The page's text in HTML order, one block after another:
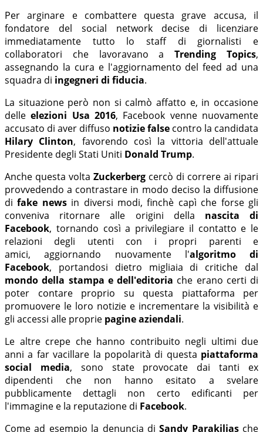
Per arginare e combattere questa grave accusa, il
fondatore del social network decise di licenziare
immediatamente tutto lo staff di giornalisti e
collaboratori che lavoravano aTrending Topics,
assegnando la cura e l'aggiornamento del feed ad una
squadra di ingegneri di fiducia.
La situazione però non si calmò affatto e, in occasione
delleelezioni Usa 2016, Facebook venne nuovamente
accusato di aver diffuso notizie false contro la candidata
Hilary Clinton, favorendo così la vittoria dell'attuale
Presidente degli Stati Uniti Donald Trump.
Anche questa volta Zuckerberg cercò di correre ai ripari
provvedendo a contrastare in modo deciso la diffusione
difake newsin diversi modi, finchè capì che forse gli
conveniva ritornare alle origini della nascita di
Facebook, tornando così a privilegiare il contatto e le
relazioni degli utenti con i propri parenti e
amici, aggiornando nuovamente l'algoritmo di
Facebook, portandosi dietro migliaia di critiche dal
mondo della stampa e dell'editoria che erano certi di
poter contare proprio su questa piattaforma per
promuovere le loro notizie e incrementare la visibilità e
gli accessi alle proprie pagine aziendali.
Le altre crepe che hanno contribuito negli ultimi due
anni a far vacillare la popolarità di questa piattaforma
social media, sono state provocate dai tanti ex
dipendenti che non hanno esitato a svelare
pubblicamente dettagli non certo edificanti per
l'immagine e la reputazione di Facebook.
Come ad esempio la denuncia diSandy Parakiliasche